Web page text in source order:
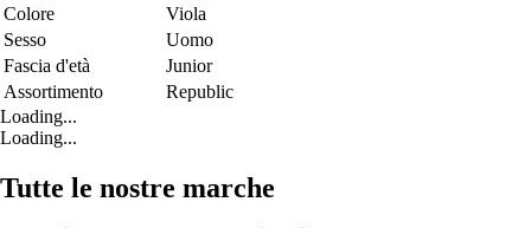
Colore
Viola
Sesso
Uomo
Fascia d'età
Junior
Assortimento
Republic
Loading...
Loading...
Tutte le nostre marche